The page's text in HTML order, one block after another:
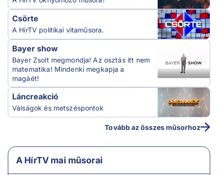
Csörte
A HírTV politikai vitaműsora.
Bayer show
Bayer Zsolt megmondja! Az osztás itt nem
matematika! Mindenki megkapja a
magáét!
Láncreakció
Válságok és metszéspontok
Tovább az összes műsorhoz
A HírTV mai műsorai